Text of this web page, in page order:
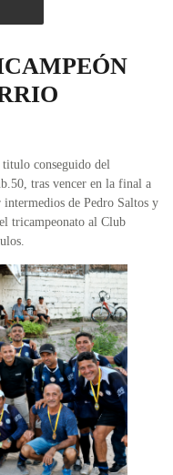
conseguido del
tras vencer en la final a
de Pedro Saltos y
tricampeonato al Club